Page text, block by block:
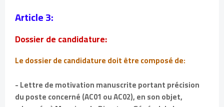
Article 3:
Dossier de candidature:
Le dossier de candidature doit être composé de:
- Lettre de motivation manuscrite portant précision
du poste concerné (AC01 ou AC02), en son objet,